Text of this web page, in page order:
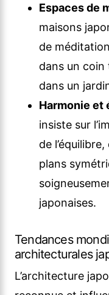
Espaces de
maisons
de
dans un coin
dans un
Harmonie et
insiste sur
de
plans
japonaises.
Tendances
architecturales
L’architecture